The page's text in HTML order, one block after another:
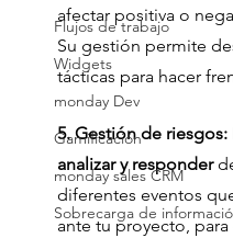
Flujos de trabajo
Widgets
monday Dev
Gamificación
monday sales CRM
Sobrecarga de
afectar positiva o
Su gestión permite
tácticas para hacer
5. Gestión de riesgos:
analizar y responder
diferentes eventos
ante tu proyecto,